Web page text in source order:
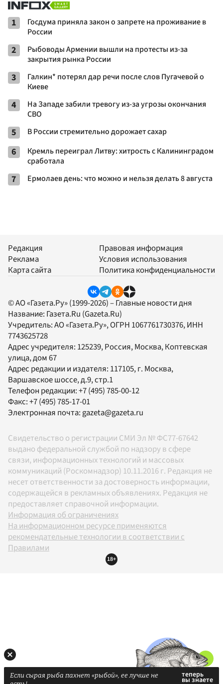
1
Госдума приняла закон о запрете на проживание в
России
2
Рыбоводы Армении вышли на протесты из-за
закрытия рынка России
3
Галкин* потерял дар речи после слов Пугачевой о
Киеве
4
На Западе забили тревогу из-за угрозы окончания
СВО
5 В России стремительно дорожает сахар
6
Кремль переиграл Литву: хитрость с Калининградом
сработала
7 Ермолаев день: что можно и нельзя делать 8 августа
Редакция
Реклама
Карта сайта
Правовая информация
Условия использования
Политика конфиденциальности
© АО «Газета.Ру» (1999-2026) – Главные новости дня
Название: Газета.Ru (Gazeta.Ru)
Учредитель:АО «Газета.Ру», ОГРН 1067761730376, ИНН
7743625728
Адрес учредителя: 125239, Россия, Москва, Коптевская
улица, дом 67
Адрес редакции и издателя: 117105, г. Москва,
Варшавское шоссе, д.9, стр.1
Телефон редакции:+7 (495) 785-00-12
Факс:+7 (495) 785-17-01
Электронная почта: gazeta@gazeta.ru
Свидетельство о регистрации СМИ Эл № ФС77-67642
выдано федеральной службой по надзору в сфере
связи, информационных технологий и массовых
коммуникаций (Роскомнадзор) 10.11.2016 г. Редакция не
несет ответственности за достоверность информации,
содержащейся в рекламных объявлениях. Редакция не
предоставляет справочной информации.
Информация об ограничениях
На информационном ресурсе применяются
рекомендательные технологии в соответствии с
Правилами
18+
Если сырая рыба пахнет «рыбой», ее лучше не